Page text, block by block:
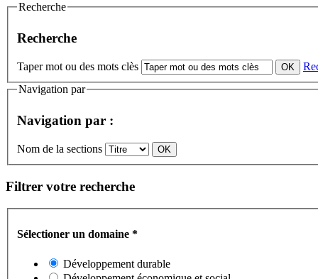
Recherche
Recherche
Taper mot ou des mots clès
Navigation par
Navigation par :
Nom de la sections
Filtrer votre recherche
Sélectioner un domaine *
Développement durable